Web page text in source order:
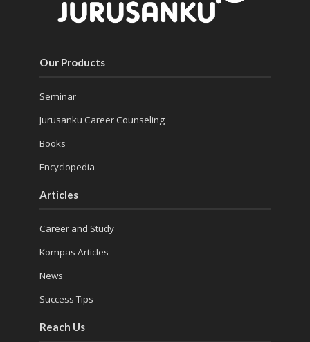
Our Products
Seminar
Jurusanku Career Counseling
Books
Encyclopedia
Articles
Career and Study
Kompas Articles
News
Success Tips
Reach Us